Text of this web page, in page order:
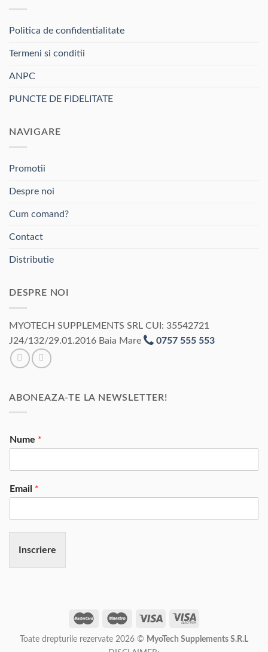
Politica de confidentialitate
Termeni si conditii
ANPC
PUNCTE DE FIDELITATE
NAVIGARE
Promotii
Despre noi
Cum comand?
Contact
Distributie
DESPRE NOI
MYOTECH SUPPLEMENTS SRL CUI: 35542721
J24/132/29.01.2016 Baia Mare
0757 555 553
ABONEAZA-TE LA NEWSLETTER!
Nume *
Email *
Inscriere
Toate drepturile rezervate 2026 © MyoTech Supplements S.R.L